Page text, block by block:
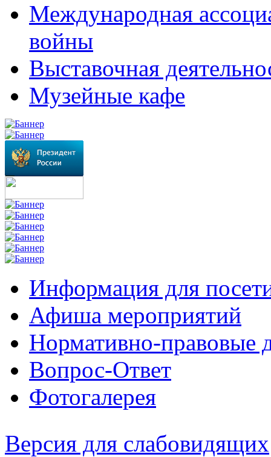
Международная
войны
Выставочная
Музейные кафе
Информация для
Афиша мероприятий
Нормативно-правовые
Вопрос-Ответ
Фотогалерея
Версия для слабовидящих